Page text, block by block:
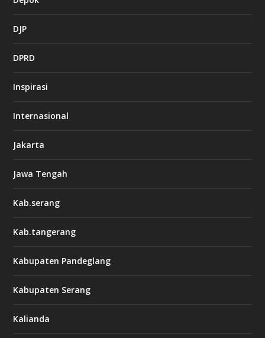
DJP
DPRD
Inspirasi
Internasional
Jakarta
Jawa Tengah
Kab.serang
Kab.tangerang
Kabupaten Pandeglang
Kabupaten Serang
Kalianda